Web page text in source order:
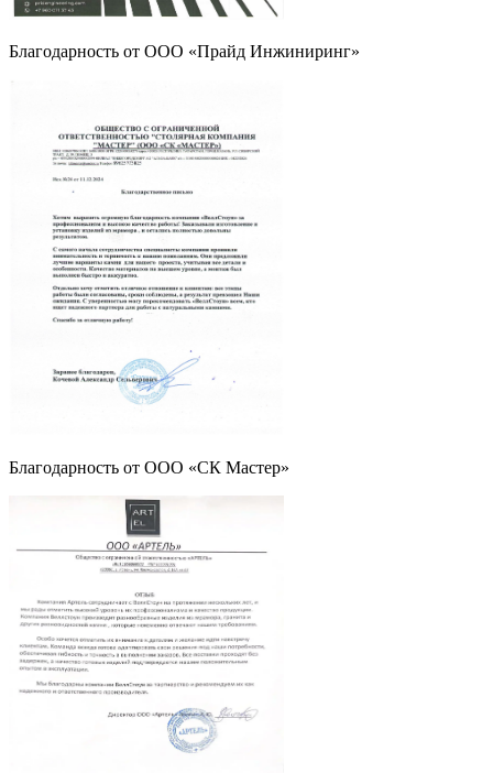
Благодарность от ООО «Прайд Инжиниринг»
Благодарность от ООО «СК Мастер»